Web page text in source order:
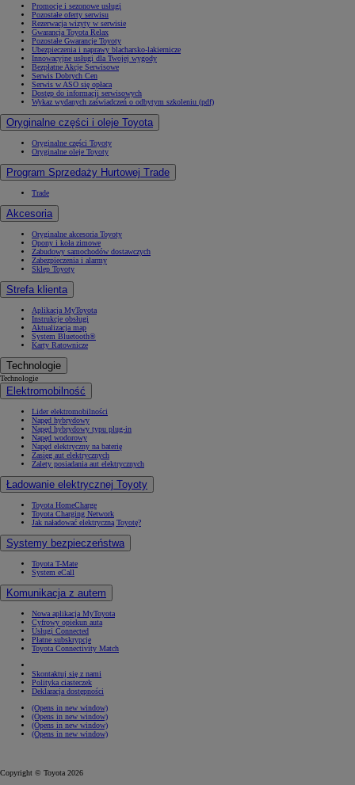
Promocje i sezonowe usługi
Pozostałe oferty serwisu
Rezerwacja wizyty w serwisie
Gwarancja Toyota Relax
Pozostałe Gwarancje Toyoty
Ubezpieczenia i naprawy blacharsko-lakiernicze
Innowacyjne usługi dla Twojej wygody
Bezpłatne Akcje Serwisowe
Serwis Dobrych Cen
Serwis w ASO się opłaca
Dostęp do informacji serwisowych
Wykaz wydanych zaświadczeń o odbytym szkoleniu (pdf)
Oryginalne części i oleje Toyota
Oryginalne części Toyoty
Oryginalne oleje Toyoty
Program Sprzedaży Hurtowej Trade
Trade
Akcesoria
Oryginalne akcesoria Toyoty
Opony i koła zimowe
Zabudowy samochodów dostawczych
Zabezpieczenia i alarmy
Sklep Toyoty
Strefa klienta
Aplikacja MyToyota
Instrukcje obsługi
Aktualizacja map
System Bluetooth®
Karty Ratownicze
Technologie
Technologie
Elektromobilność
Lider elektromobilności
Napęd hybrydowy
Napęd hybrydowy typu plug-in
Napęd wodorowy
Napęd elektryczny na baterię
Zasięg aut elektrycznych
Zalety posiadania aut elektrycznych
Ładowanie elektrycznej Toyoty
Toyota HomeCharge
Toyota Charging Network
Jak naładować elektryczną Toyotę?
Systemy bezpieczeństwa
Toyota T-Mate
System eCall
Komunikacja z autem
Nowa aplikacja MyToyota
Cyfrowy opiekun auta
Usługi Connected
Płatne subskrypcje
Toyota Connectivity Match
Skontaktuj się z nami
Polityka ciasteczek
Deklaracja dostępności
(Opens in new window)
(Opens in new window)
(Opens in new window)
(Opens in new window)
Copyright © Toyota 2026